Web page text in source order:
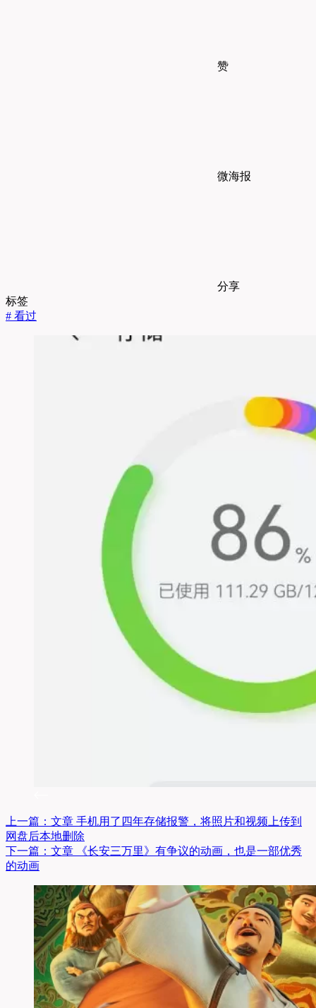
赞
微海报
分享
标签
# 看过
上一篇： 文章 手机用了四年存储报警，将照片和视频上传到
网盘后本地删除
下一篇： 文章
《长安三万里》有争议的动画，也是一部优秀
的动画